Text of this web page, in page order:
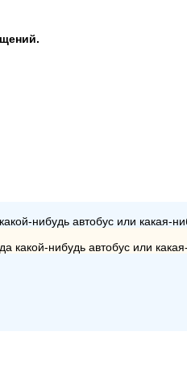
нибудь автобус или какая-
какой-нибудь автобус или